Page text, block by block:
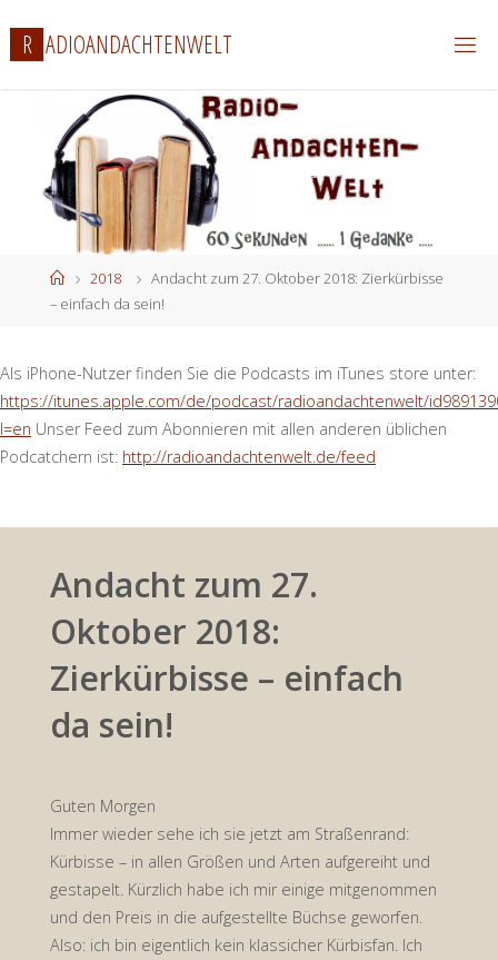
Inhalt
springen
R ADIOANDACHTENWELT
Start2018
Andacht zum 27. Oktober 2018: Zierkürbisse
– einfach da sein!
Als iPhone-Nutzer finden Sie die Podcasts im iTunes store unter:
https://itunes.apple.com/de/podcast/radioandachtenwelt/
l=en Unser Feed zum Abonnieren mit allen anderen üblichen
Podcatchern ist: http://radioandachtenwelt.de/feed
Andacht zum 27.
Oktober 2018:
Zierkürbisse – einfach
da sein!
Guten Morgen
Immer wieder sehe ich sie jetzt am Straßenrand:
Kürbisse – in allen Größen und Arten aufgereiht und
gestapelt. Kürzlich habe ich mir einige mitgenommen
und den Preis in die aufgestellte Büchse geworfen.
Also: ich bin eigentlich kein klassicher Kürbisfan. Ich